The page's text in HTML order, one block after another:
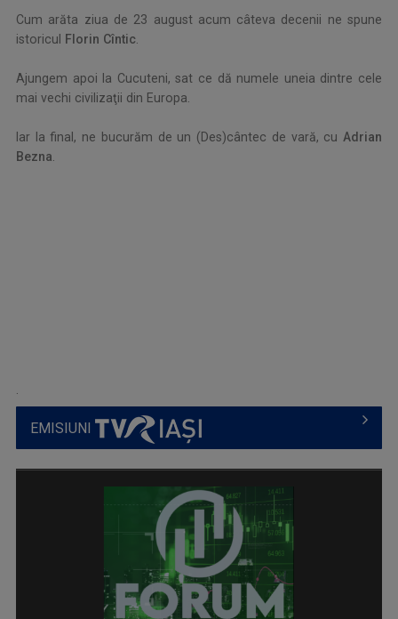
Cum arăta ziua de 23 august acum câteva decenii ne spune
istoricul
Florin Cîntic
Ajungem apoi la Cucuteni, sat ce dă numele uneia dintre cele
mai vechi civilizaţii din Europa.
Iar la final, ne bucurăm de un (Des)cântec de vară, cu Adrian
Bezna
EMISIUNI